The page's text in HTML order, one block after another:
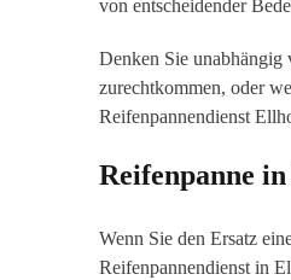
von entscheidender
Denken Sie unabhängig
zurechtkommen, oder
Reifenpannendienst
Reifenpanne
Wenn Sie den Ersatz
Reifenpannendienst in